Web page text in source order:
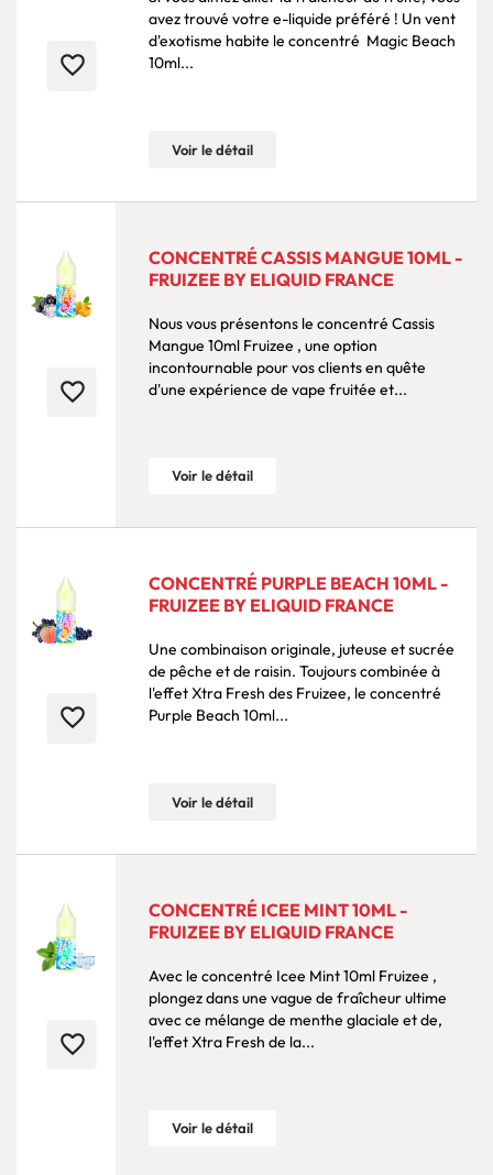
favorite_border
avez trouvé votre e-liquide préféré ! Un vent
d'exotisme habite le concentré Magic Beach
10ml...
Voir le détail
favorite_border
CONCENTRÉ CASSIS MANGUE 10ML -
FRUIZEE BY ELIQUID FRANCE
Nous vous présentons le concentré Cassis
Mangue 10ml Fruizee , une option
incontournable pour vos clients en quête
d'une expérience de vape fruitée et...
Voir le détail
favorite_border
CONCENTRÉ PURPLE BEACH 10ML -
FRUIZEE BY ELIQUID FRANCE
Une combinaison originale, juteuse et sucrée
de pêche et de raisin. Toujours combinée à
l'effet Xtra Fresh des Fruizee, le concentré
Purple Beach 10ml...
Voir le détail
favorite_border
CONCENTRÉ ICEE MINT 10ML -
FRUIZEE BY ELIQUID FRANCE
Avec le concentré Icee Mint 10ml Fruizee ,
plongez dans une vague de fraîcheur ultime
avec ce mélange de menthe glaciale et de,
l'effet Xtra Fresh de la...
Voir le détail